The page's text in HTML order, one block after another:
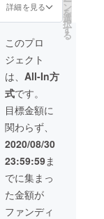
スA(2～3分程)
B(3分程) ・シ
チュエーション
ボイスC(3分程)
・耳かきASMR
音声（5～10分
程度） ・お話読
み聞かせボイス
（20～30分程）
詳細を見る ン
を
選
択
す
る
このプロ
ジェクト
は、 All-In方
式です。
目標金額に
関わらず、
2020/08/30
23:59:59ま
でに集まっ
た金額が
ファンディ